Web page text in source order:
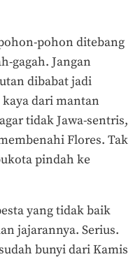
pohon ditebang
gagah. Jangan
dibabat jadi
dari mantan
tidak Jawa-sentris,
Flores. Tak
pindah ke
yang tidak baik
jajarannya. Serius.
bunyi dari Kamis